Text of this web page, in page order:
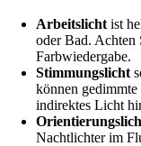
Arbeitslicht ist
oder Bad. Achten
Farbwiedergabe.
Stimmungslicht
können
indirektes Licht
Nachtlichter im